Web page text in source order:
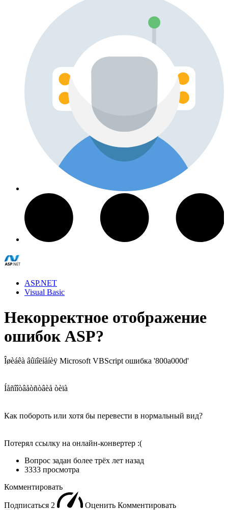
ASP.NET
Visual Basic
Некорректное отображение
ошибок ASP?
Îøèáêà âûïîëíåíèÿ Microsoft VBScript ошибка '800a000d'
Íåñîîòâåòñòâèå òèïà
Как побороть или хотя бы перевести в нормальный вид?
Потерял ссылку на онлайн-конвертер :(
Вопрос задан более трёх лет назад
3333 просмотра
Комментировать
Подписаться 2 Оценить Комментировать